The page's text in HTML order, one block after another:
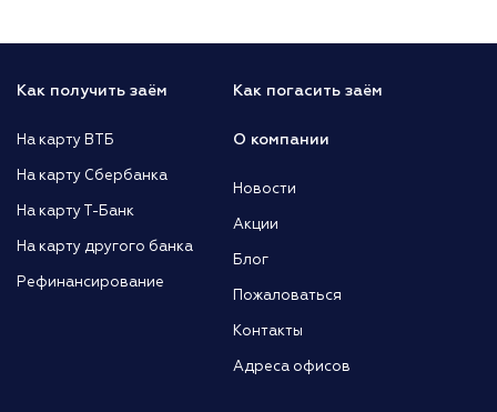
Как получить заём
На карту ВТБ
На карту Сбербанка
На карту Т-Банк
На карту другого банка
Рефинансирование
Как погасить заём
О компании
Новости
Акции
Блог
Пожаловаться
Контакты
Адреса офисов